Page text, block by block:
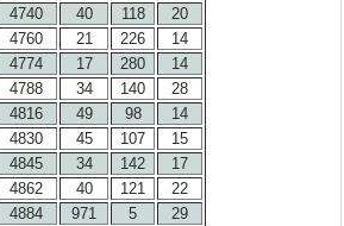
4740 40 118
20
4760 21 226
14
4774 17 280
14
4788 34 140
28
4816 49 98
14
4830 45 107
15
4845 34 142
17
4862 40 121
22
4884 971 5
29